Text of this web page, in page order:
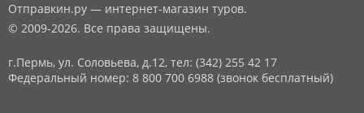
Отправкин.ру — интернет-магазин туров.
© 2009-2026. Все права защищены.
г.Пермь, ул. Соловьева, д.12, тел: (342) 255 42 17
Федеральный номер: 8 800 700 6988 (звонок бесплатный)